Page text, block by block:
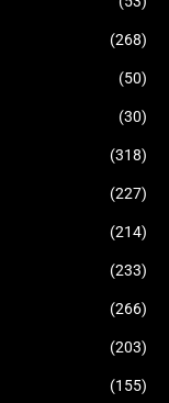
(268)
(50)
(30)
(318)
(227)
(214)
(233)
(266)
(203)
(155)